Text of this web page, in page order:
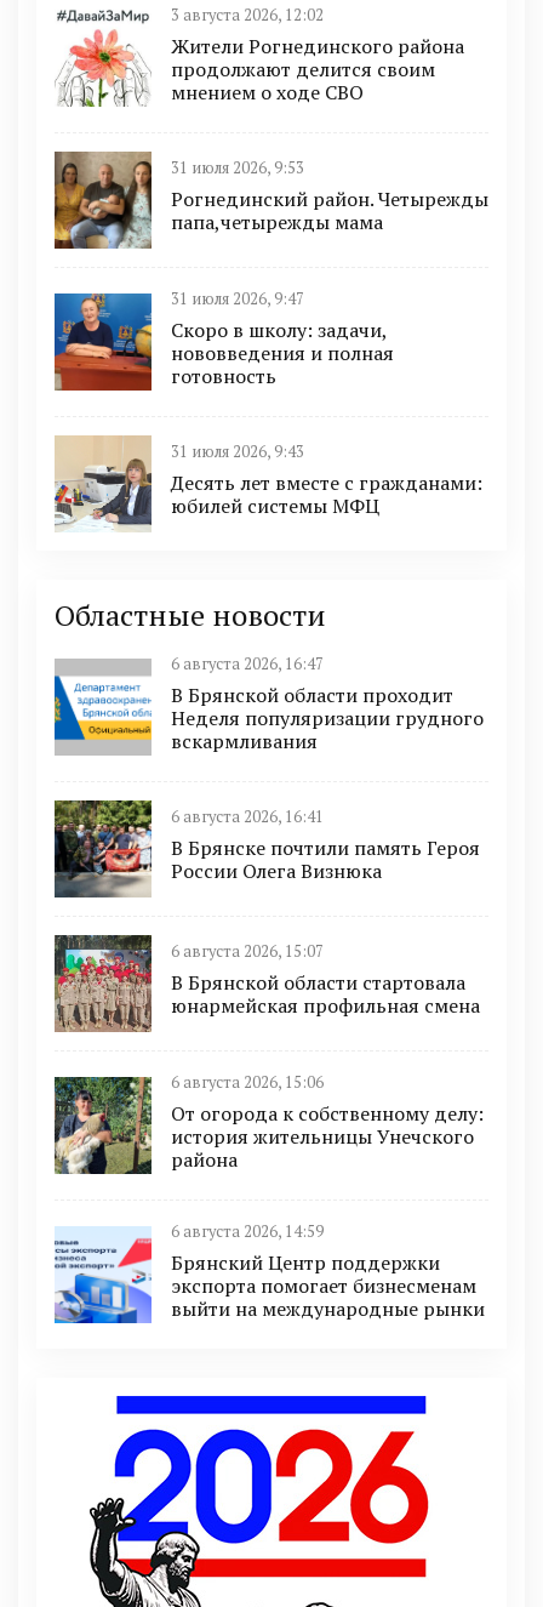
3 августа 2026, 12:02
Жители Рогнединского района
продолжают делится своим
мнением о ходе СВО
31 июля 2026, 9:53
Рогнединский район. Четырежды
папа,четырежды мама
31 июля 2026, 9:47
Скоро в школу: задачи,
нововведения и полная
готовность
31 июля 2026, 9:43
Десять лет вместе с гражданами:
юбилей системы МФЦ
Областные новости
6 августа 2026, 16:47
В Брянской области проходит
Неделя популяризации грудного
вскармливания
6 августа 2026, 16:41
В Брянске почтили память Героя
России Олега Визнюка
6 августа 2026, 15:07
В Брянской области стартовала
юнармейская профильная смена
6 августа 2026, 15:06
От огорода к собственному делу:
история жительницы Унечского
района
6 августа 2026, 14:59
Брянский Центр поддержки
экспорта помогает бизнесменам
выйти на международные рынки